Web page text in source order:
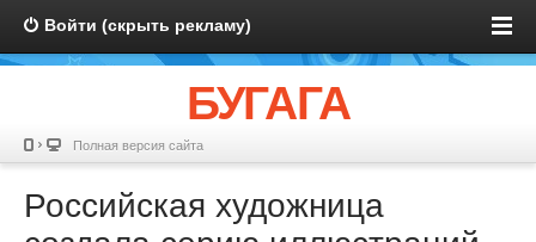
Войти (скрыть рекламу)
БУГАГА
Полная версия сайта
Российская художница